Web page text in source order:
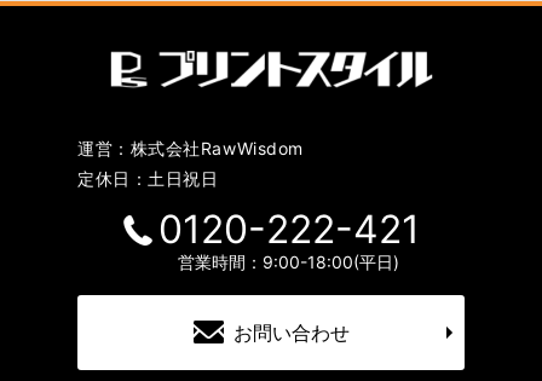
運営：株式会社RawWisdom
定休日：土日祝日
0120-222-421
営業時間：9:00-18:00(平日)
お問い合わせ